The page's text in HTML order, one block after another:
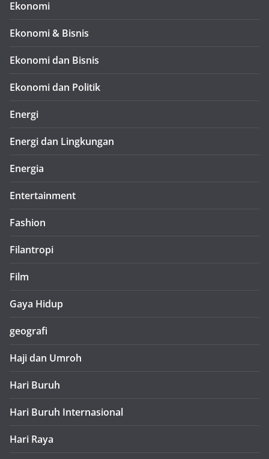
Ekonomi
Ekonomi & Bisnis
Ekonomi dan Bisnis
Ekonomi dan Politik
Energi
Energi dan Lingkungan
Energia
Entertainment
Fashion
Filantropi
Film
Gaya Hidup
geografi
Haji dan Umroh
Hari Buruh
Hari Buruh Internasional
Hari Raya